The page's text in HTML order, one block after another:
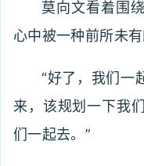
莫向文看着围
心中被一种前所未
“好了，我们一
来，该规划一下我
们一起去。”